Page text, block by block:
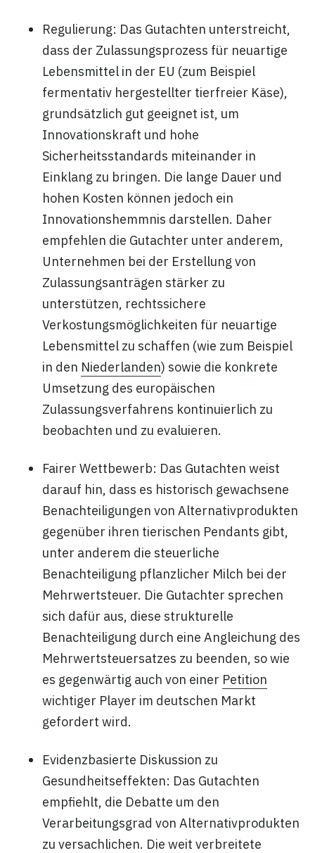
Regulierung: Das Gutachten unterstreicht,
dass der Zulassungsprozess für neuartige
Lebensmittel in der EU (zum Beispiel
fermentativ hergestellter tierfreier Käse),
grundsätzlich gut geeignet ist, um
Innovationskraft und hohe
Sicherheitsstandards miteinander in
Einklang zu bringen. Die lange Dauer und
hohen Kosten können jedoch ein
Innovationshemmnis darstellen. Daher
empfehlen die Gutachter unter anderem,
Unternehmen bei der Erstellung von
Zulassungsanträgen stärker zu
unterstützen, rechtssichere
Verkostungsmöglichkeiten für neuartige
Lebensmittel zu schaffen (wie zum Beispiel
in den Niederlanden) sowie die konkrete
Umsetzung des europäischen
Zulassungsverfahrens kontinuierlich zu
beobachten und zu evaluieren.
Fairer Wettbewerb: Das Gutachten weist
darauf hin, dass es historisch gewachsene
Benachteiligungen von Alternativprodukten
gegenüber ihren tierischen Pendants gibt,
unter anderem die steuerliche
Benachteiligung pflanzlicher Milch bei der
Mehrwertsteuer. Die Gutachter sprechen
sich dafür aus, diese strukturelle
Benachteiligung durch eine Angleichung des
Mehrwertsteuersatzes zu beenden, so wie
es gegenwärtig auch von einer Petition
wichtiger Player im deutschen Markt
gefordert wird.
Evidenzbasierte Diskussion zu
Gesundheitseffekten: Das Gutachten
empfiehlt, die Debatte um den
Verarbeitungsgrad von Alternativprodukten
zu versachlichen. Die weit verbreitete